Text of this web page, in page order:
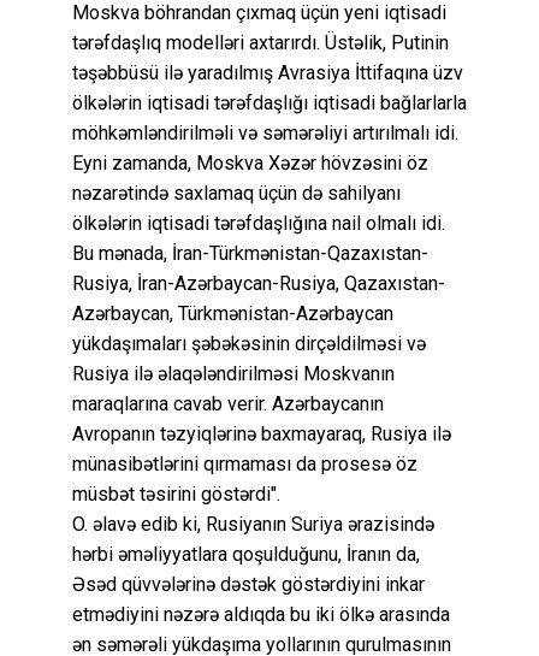
Moskva böhrandan çıxmaq üçün yeni iqtisadi
tərəfdaşlıq modelləri axtarırdı. Üstəlik, Putinin
təşəbbüsü ilə yaradılmış Avrasiya İttifaqına üzv
ölkələrin iqtisadi tərəfdaşlığı iqtisadi bağlarlarla
möhkəmləndirilməli və səmərəliyi artırılmalı idi.
Eyni zamanda, Moskva Xəzər hövzəsini öz
nəzarətində saxlamaq üçün də sahilyanı
ölkələrin iqtisadi tərəfdaşlığına nail olmalı idi.
Bu mənada, İran-Türkmənistan-Qazaxıstan-
Rusiya, İran-Azərbaycan-Rusiya, Qazaxıstan-
Azərbaycan, Türkmənistan-Azərbaycan
yükdaşımaları şəbəkəsinin dirçəldilməsi və
Rusiya ilə əlaqələndirilməsi Moskvanın
maraqlarına cavab verir. Azərbaycanın
Avropanın təzyiqlərinə baxmayaraq, Rusiya ilə
münasibətlərini qırmaması da prosesə öz
müsbət təsirini göstərdi".
O. əlavə edib ki, Rusiyanın Suriya ərazisində
hərbi əməliyyatlara qoşulduğunu, İranın da,
Əsəd qüvvələrinə dəstək göstərdiyini inkar
etmədiyini nəzərə aldıqda bu iki ölkə arasında
ən səmərəli yükdaşıma yollarının qurulmasının